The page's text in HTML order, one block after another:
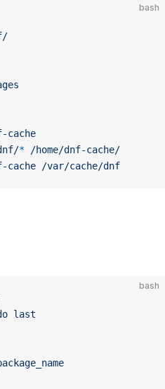
bash
cache
* /home/dnf-cache/
cache /var/cache/dnf
bash
last